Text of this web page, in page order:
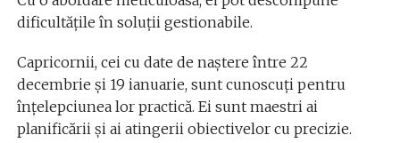
dificultățile în soluții gestionabile.
Capricornii, cei cu date de naștere între 22
decembrie și 19 ianuarie, sunt cunoscuți pentru
înțelepciunea lor practică. Ei sunt maestri ai
planificării și ai atingerii obiectivelor cu precizie.